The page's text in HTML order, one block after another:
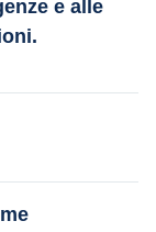
e alle